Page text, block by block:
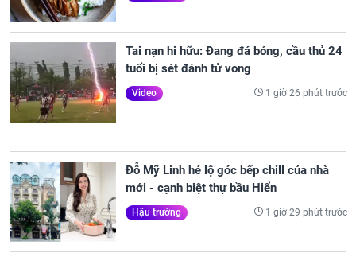
Tai nạn hi hữu: Đang đá bóng, cầu thủ 24
tuổi bị sét đánh tử vong
Video 1 giờ 26 phút trước
Đỗ Mỹ Linh hé lộ góc bếp chill của nhà
mới - cạnh biệt thự bầu Hiển
Hậu trường 1 giờ 29 phút trước